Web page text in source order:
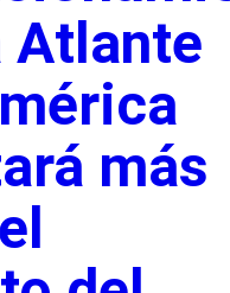
Atlante
más